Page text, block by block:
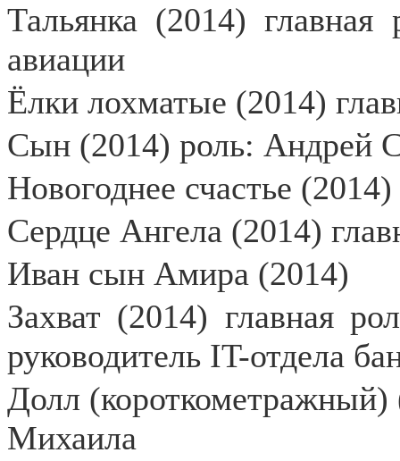
Тальянка (2014)
авиации
Ёлки лохматые (2014)
Сын (2014) роль: Андрей
Новогоднее счастье
Сердце Ангела (2014)
Иван сын Амира (2014)
Захват (2014) главная
руководитель IT-отдела
Долл (короткометражный)
Михаила